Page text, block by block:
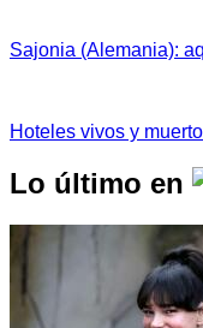
Sajonia (Alemania):
Hoteles vivos y
Lo último en